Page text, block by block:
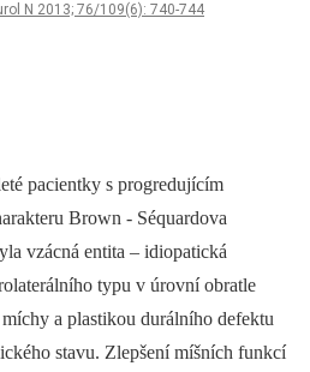
N 2013; 76/109(6): 740-744
pacientky s progredujícím
Brown ‑⁠ Séquardova
vzácná entita –⁠ idiopatická
typu v úrovní obratle
a plastikou durálního defektu
stavu. Zlepšení míšních funkcí